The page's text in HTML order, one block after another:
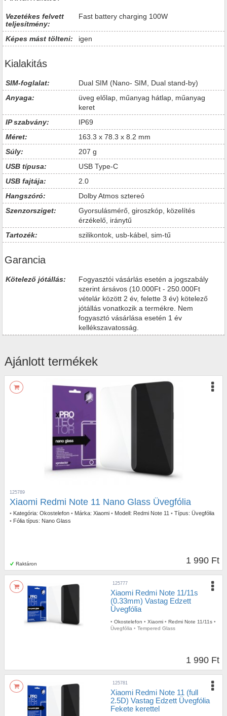
Vezetékes felvett
teljesítmény:
Fast battery charging 100W
Képes mást tölteni: igen
Kialakitás
SIM-foglalat:
Dual SIM (Nano- SIM, Dual stand-by)
Anyaga:
üveg előlap, műanyag hátlap, műanyag
keret
IP szabvány:
IP69
Méret:
163.3 x 78.3 x 8.2 mm
Súly:
207 g
USB típusa:
USB Type-C
USB fajtája:
2.0
Hangszóró:
Dolby Atmos sztereó
Szenzorsziget:
Gyorsulásmérő, giroszkóp, közelítés
érzékelő, iránytű
Tartozék:
szilikontok, usb-kábel, sim-tű
Garancia
Kötelező jótállás:
Fogyasztói vásárlás esetén a jogszabály
szerint ársávos (10.000Ft - 250.000Ft
vételár között 2 év, felette 3 év) kötelező
jótállás vonatkozik a termékre. Nem
fogyasztó vásárlása esetén 1 év
kellékszavatosság.
Ajánlott termékek
Raktáron
125789
Xiaomi Redmi Note 11 Nano Glass Üvegfólia
• Kategória: Okostelefon • Márka: Xiaomi • Modell: Redmi Note 11 • Típus: Üvegfólia
• Fólia típus: Nano Glass
1 990 Ft
125777
Xiaomi Redmi Note 11/11s
(0.33mm) Vastag Edzett
Üvegfólia
• Okostelefon • Xiaomi • Redmi Note 11/11s •
Üvegfólia • Tempered Glass
1 990 Ft
125781
Xiaomi Redmi Note 11 (full
2.5D) Vastag Edzett Üvegfólia
Fekete kerettel